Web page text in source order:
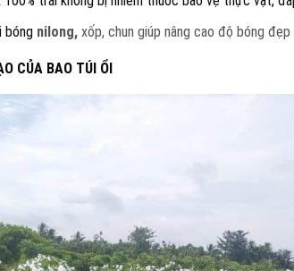
bóng nilong, xốp, chun giúp nâng cao độ bóng đẹp
CỦA BAO TÚI ỔI